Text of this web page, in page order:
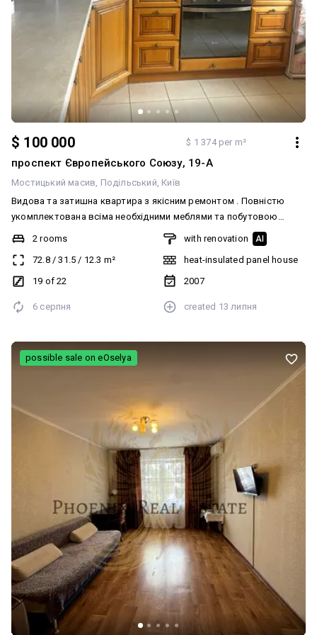
$ 100 000 $ 1 374 per m²
проспект Європейського Союзу, 19-А
Мостицький масив Подільський Київ
Видова та затишна квартира з якісним ремонтом . Повністю
укомплектована всіма необхідними меблями та побутовою
технікою. Квартира готова до комфортного проживання без
додаткових вкладень Простора кухня: обладнана вбудованим
гарнітуром та має вихід на засклену лоджію. Урбаністичний
краєвид. Квартира знаходиться в середині будинку, працюють 3
метро поруч. Прекрасна транспортна розв'язка.
2 rooms
72.8/31.5 / 12.3 m²
19 of 22
with renovation AI
heat-insulated panel house
2007
6 серпня created 13 липня
possible sale on eOselya